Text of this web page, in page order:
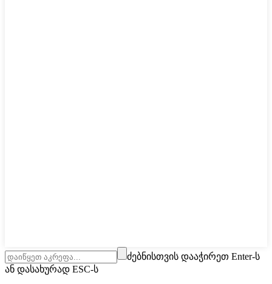
ძებნისთვის დააჭირეთ Enter-ს
ან დასახურად ESC-ს